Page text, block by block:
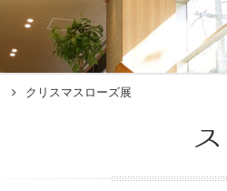
クリスマスローズ展